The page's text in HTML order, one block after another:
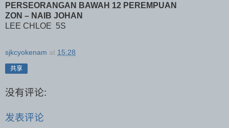
PERSEORANGAN BAWAH 12 PEREMPUAN
ZON – NAIB JOHAN
LEE CHLOE 5S
sjkcyokenam at 15:28
共享
没有评论:
发表评论